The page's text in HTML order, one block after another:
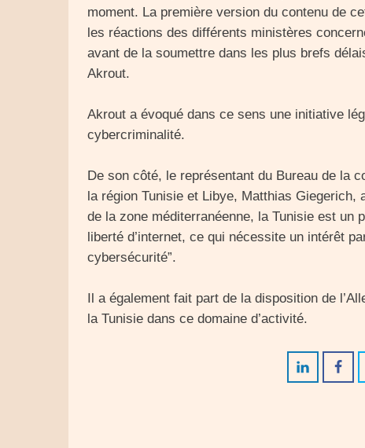
moment. La première version du contenu de
les réactions des différents ministères
avant de la soumettre dans les plus brefs
Akrout.
Akrout a évoqué dans ce sens une initiative
cybercriminalité.
De son côté, le représentant du Bureau de la
la région Tunisie et Libye, Matthias Giegerich,
de la zone méditerranéenne, la Tunisie est un
liberté d’internet, ce qui nécessite un intérêt
cybersécurité”.
Il a également fait part de la disposition de
la Tunisie dans ce domaine d’activité.